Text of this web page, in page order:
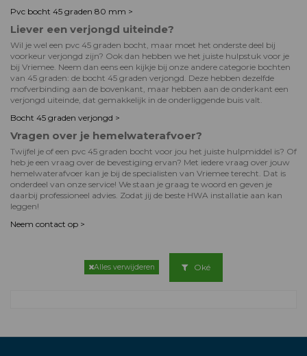
Pvc bocht 45 graden 80 mm >
Liever een verjongd uiteinde?
Wil je wel een pvc 45 graden bocht, maar moet het onderste deel bij
voorkeur verjongd zijn? Ook dan hebben we het juiste hulpstuk voor je
bij Vriemee. Neem dan eens een kijkje bij onze andere categorie bochten
van 45 graden: de bocht 45 graden verjongd. Deze hebben dezelfde
mofverbinding aan de bovenkant, maar hebben aan de onderkant een
verjongd uiteinde, dat gemakkelijk in de onderliggende buis valt.
Bocht 45 graden verjongd >
Vragen over je hemelwaterafvoer?
Twijfel je of een pvc 45 graden bocht voor jou het juiste hulpmiddel is? Of
heb je een vraag over de bevestiging ervan? Met iedere vraag over jouw
hemelwaterafvoer kan je bij de specialisten van Vriemee terecht. Dat is
onderdeel van onze service! We staan je graag te woord en geven je
daarbij professioneel advies. Zodat jij de beste HWA installatie aan kan
leggen!
Neem contact op >
Alles verwijderen Oké